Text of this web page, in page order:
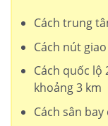
Cách trung
Cách nút
Cách quốc lộ
khoảng 3 km
Cách sân